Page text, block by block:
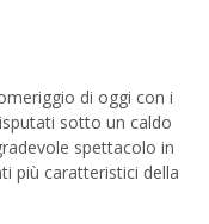
di oggi con i
sotto un caldo
spettacolo in
più caratteristici della